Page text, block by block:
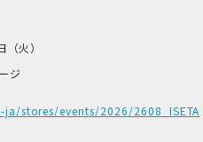
火）
ジ
stores/events/2026/2608_ISETA